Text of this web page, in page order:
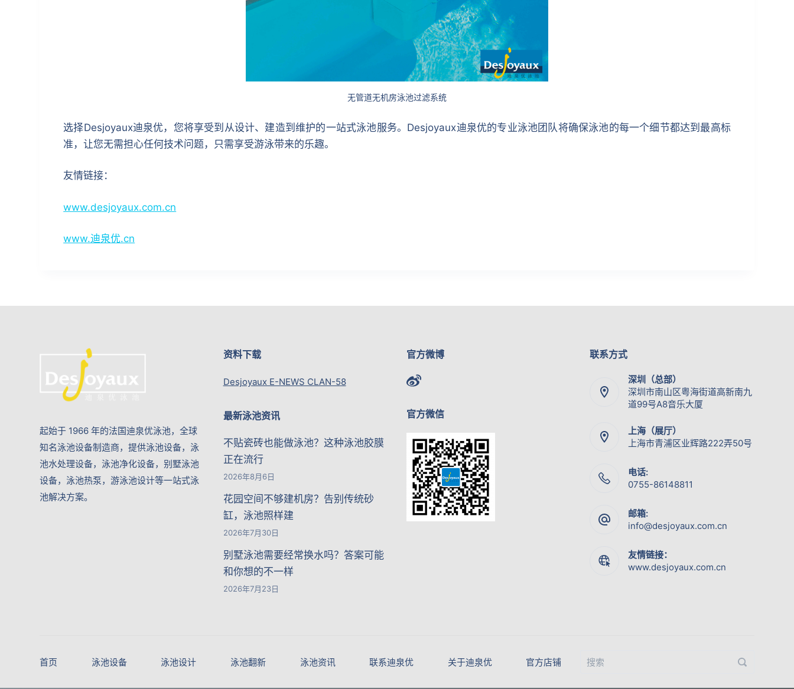
无管道无机房泳池过滤系统
选择Desjoyaux迪泉优，您将享受到从设计、建造到维护的一站式泳池服务。Desjoyaux迪泉优的专业泳池团队将确保泳池的每一个细节都达到最高标
准，让您无需担心任何技术问题，只需享受游泳带来的乐趣。
友情链接：
www.desjoyaux.com.cn
www.迪泉优.cn
起始于 1966 年的法国迪泉优泳池，全球
知名泳池设备制造商，提供泳池设备，泳
池水处理设备，泳池净化设备，别墅泳池
设备，泳池热泵，游泳池设计等一站式泳
池解决方案。
资料下载
Desjoyaux E-NEWS CLAN-58
最新泳池资讯
不贴瓷砖也能做泳池？这种泳池胶膜
正在流行
2026年8月6日
花园空间不够建机房？告别传统砂
缸，泳池照样建
2026年7月30日
别墅泳池需要经常换水吗？答案可能
和你想的不一样
2026年7月23日
官方微博
官方微信
联系方式
深圳（总部）
深圳市南山区粤海街道高新南九
道99号A8音乐大厦
上海（展厅）
上海市青浦区业辉路222弄50号
电话:
0755-86148811
邮箱:
info@desjoyaux.com.cn
友情链接：
www.desjoyaux.com.cn
首页 泳池设备 泳池设计 泳池翻新 泳池资讯 联系迪泉优 关于迪泉优 官方店铺